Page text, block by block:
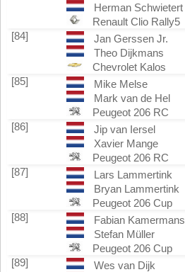
Herman Schwietert
Renault Clio Rally5
[84]
Jan Gerssen Jr.
Theo Dijkmans
Chevrolet Kalos
[85]
Mike Melse
Mark van de Hel
Peugeot 206 RC
[86]
Jip van Iersel
Xavier Mange
Peugeot 206 RC
[87]
Lars Lammertink
Bryan Lammertink
Peugeot 206 Cup
[88]
Fabian Kamermans
Stefan Müller
Peugeot 206 Cup
[89]
Wes van Dijk